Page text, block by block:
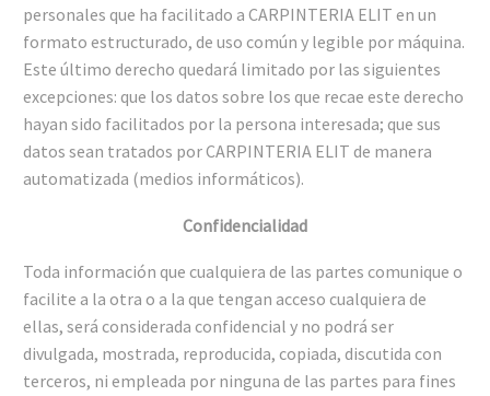
personales que ha facilitado a CARPINTERIA ELIT en un
formato estructurado, de uso común y legible por máquina.
Este último derecho quedará limitado por las siguientes
excepciones: que los datos sobre los que recae este derecho
hayan sido facilitados por la persona interesada; que sus
datos sean tratados por CARPINTERIA ELIT de manera
automatizada (medios informáticos).
Confidencialidad
Toda información que cualquiera de las partes comunique o
facilite a la otra o a la que tengan acceso cualquiera de
ellas, será considerada confidencial y no podrá ser
divulgada, mostrada, reproducida, copiada, discutida con
terceros, ni empleada por ninguna de las partes para fines